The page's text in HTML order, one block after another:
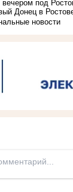
под
Донец в
новости